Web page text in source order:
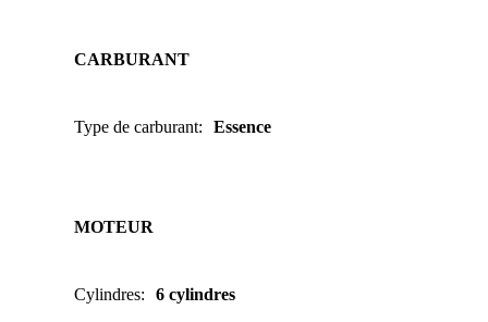
CARBURANT
Type de carburant: Essence
MOTEUR
Cylindres: 6 cylindres